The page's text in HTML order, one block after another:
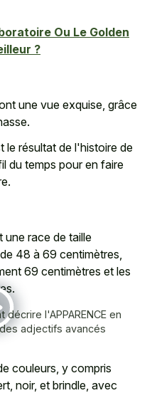
Ou Le Golden
?
une vue exquise, grâce
le résultat de l'histoire de
du temps pour en faire
une race de taille
48 à 69 centimètres,
69 centimètres et les
décrire l'APPARENCE en
adjectifs avancés
couleurs, y compris
noir, et brindle, avec